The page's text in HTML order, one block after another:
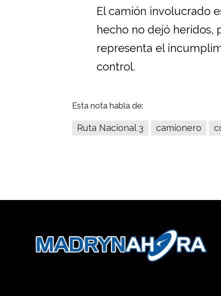
El camión involucrado
hecho no dejó heridos,
representa el
control.
Esta nota habla de:
Ruta Nacional 3 camionero